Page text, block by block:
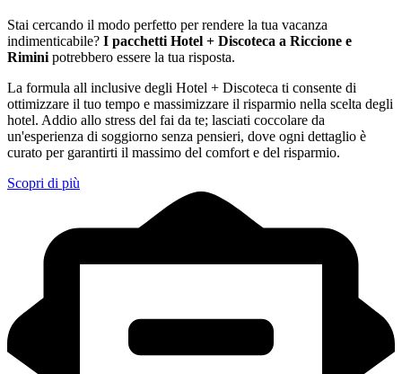
Stai cercando il modo perfetto per rendere la tua vacanza
indimenticabile? I pacchetti Hotel + Discoteca a Riccione e
Rimini potrebbero essere la tua risposta.
La formula all inclusive degli Hotel + Discoteca ti consente di
ottimizzare il tuo tempo e massimizzare il risparmio nella scelta degli
hotel. Addio allo stress del fai da te; lasciati coccolare da
un'esperienza di soggiorno senza pensieri, dove ogni dettaglio è
curato per garantirti il massimo del comfort e del risparmio.
Scopri di più